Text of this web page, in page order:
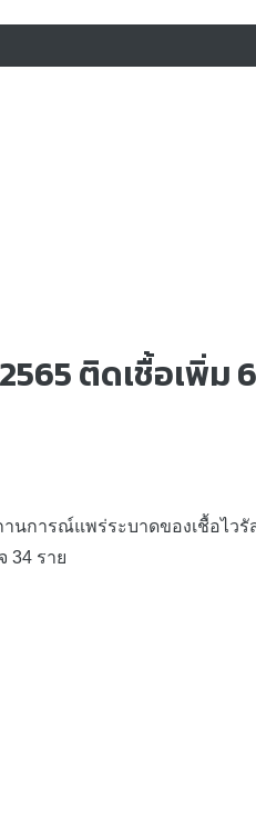
ติดเชื้อเพิ่ม
รณ์แพร่ระบาดของเชื้อไวรัส
34 ราย